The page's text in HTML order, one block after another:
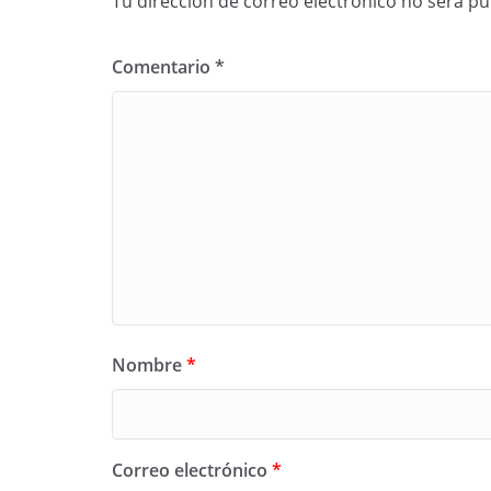
Comentario *
Nombre*
Correo electrónico *